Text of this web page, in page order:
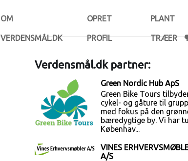
OM
VERDENSMÅL.DK
OPRET
PROFIL
PLANT
TRÆER
Verdensmål.dk partner:
Green Nordic Hub ApS
Green Bike Tours
cykel- og gåture til
med fokus på den
bæredygtige by. Vi har
Københav...
VINES
A/S